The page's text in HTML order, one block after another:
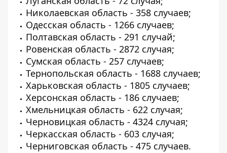
Николаевская область - 358 случаев;
Одесская область - 1266 случаев;
Полтавская область - 291 случай;
Ровенская область - 2872 случая;
Сумская область - 257 случаев;
Тернопольская область - 1688 случаев;
Харьковская область - 1805 случаев;
Херсонская область - 186 случаев;
Хмельницкая область - 622 случая;
Черновицкая область - 4324 случая;
Черкасская область - 603 случая;
Черниговская область - 475 случаев.